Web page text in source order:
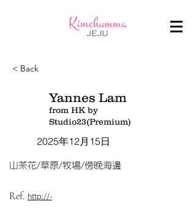
< Back
Yannes Lam
from HK by
Studio23(Premium)
2025年12月15日
山茶花/草原/牧場/傍晚海邊
Ref. http://-